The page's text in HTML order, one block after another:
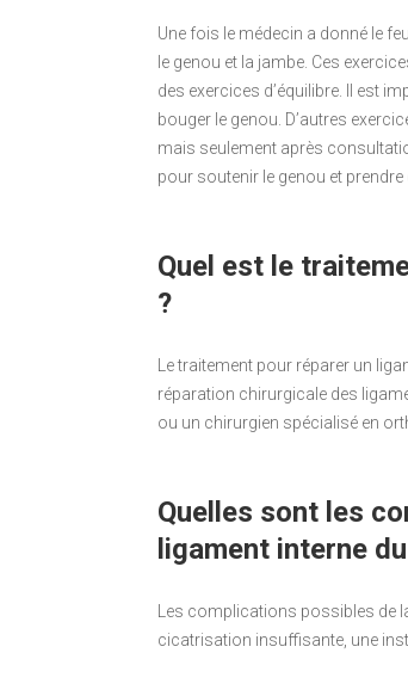
Une fois le médecin a donné le
le genou et la jambe. Ces
des exercices d’équilibre. Il est
bouger le genou. D’autres
mais seulement après
pour soutenir le genou et
Quel est le
?
Le traitement pour réparer un
réparation chirurgicale des
ou un chirurgien spécialisé en
Quelles sont les
ligament interne
Les complications possibles de
cicatrisation insuffisante, une